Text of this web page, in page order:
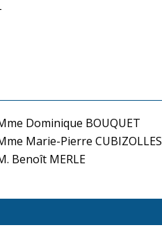
Dominique BOUQUET
Marie-Pierre CUBIZOLLES
Benoît MERLE